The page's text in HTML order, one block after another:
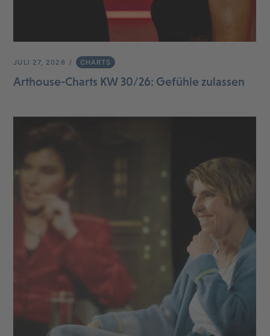
JULI 27, 2026 CHARTS
Arthouse-Charts KW 30/26: Gefühle zulassen